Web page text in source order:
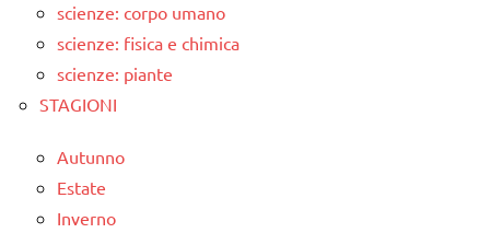
scienze: corpo umano
scienze: fisica e chimica
scienze: piante
STAGIONI
Autunno
Estate
Inverno